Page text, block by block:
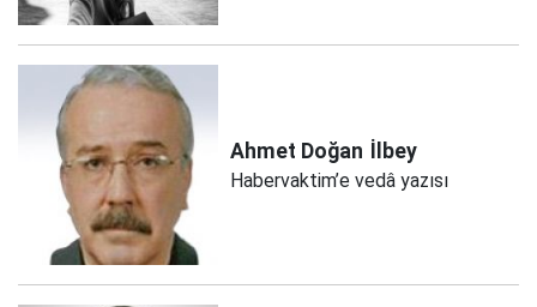
Ahmet Doğan İlbey
Habervaktim’e vedâ yazısı